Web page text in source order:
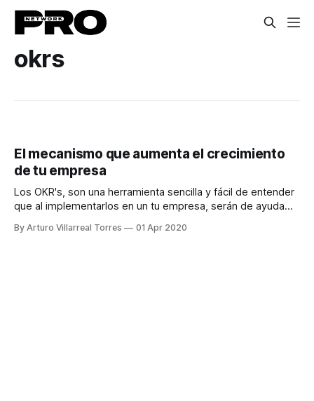
okrs
El mecanismo que aumenta el crecimiento
de tu empresa
Los OKR's, son una herramienta sencilla y fácil de entender
que al implementarlos en un tu empresa, serán de ayuda
crecimiento en ella.
By Arturo Villarreal Torres 01 Apr 2020